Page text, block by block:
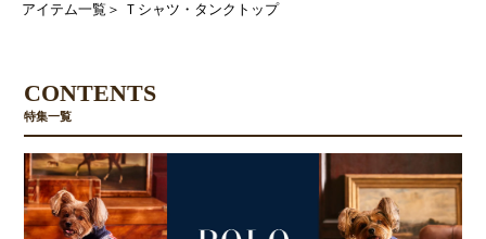
アイテム一覧 ＞ Ｔシャツ・タンクトップ
CONTENTS
特集一覧